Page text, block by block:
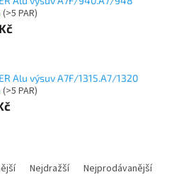
(>5 PAR)
Alu výsuv A7F/1315.A7/1320
(>5 PAR)
Nejdražší
Nejprodávanější